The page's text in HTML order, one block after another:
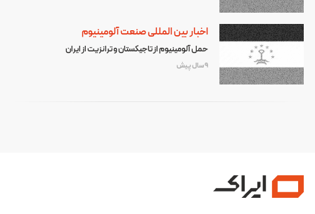
اخبار بین المللی صنعت آلومینیوم
حمل آلومینیوم از تاجیکستان و ترانزیت از ایران
9 سال پیش